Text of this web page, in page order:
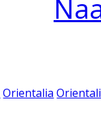
Orientalia